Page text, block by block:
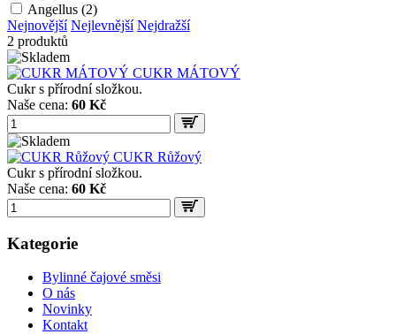
Angellus (2)
Nejnovější Nejlevnější Nejdražší
2 produktů
CUKR MÁTOVÝ
Cukr s přírodní složkou.
Naše cena: 60 Kč
CUKR Růžový
Cukr s přírodní složkou.
Naše cena: 60 Kč
Kategorie
Bylinné čajové směsi
O nás
Novinky
Kontakt